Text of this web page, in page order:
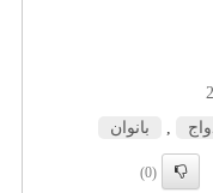
, بانوان
(0)